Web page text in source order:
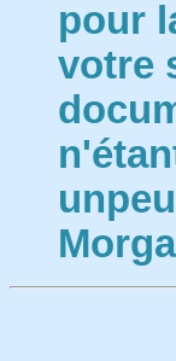
pour
votre